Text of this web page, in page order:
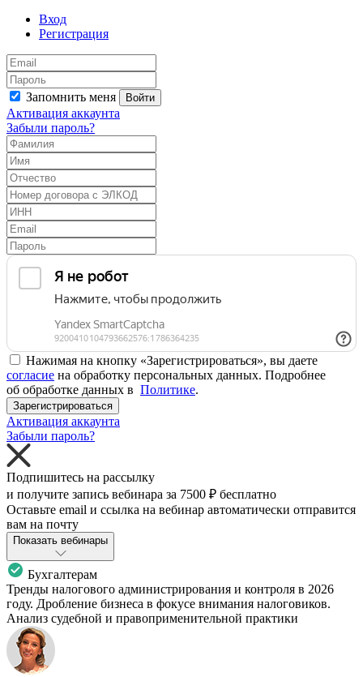
Вход
Регистрация
Запомнить меня Войти
Активация аккаунта
Забыли пароль?
Нажимая на кнопку «Зарегистрироваться», вы даете
согласие на обработку персональных данных. Подробнее
об обработке данных в Политике.
Зарегистрироваться
Активация аккаунта
Забыли пароль?
Подпишитесь на рассылку
и получите запись вебинара за 7500 ₽ бесплатно
Оставьте email и ссылка на вебинар автоматически отправится
вам на почту
Показать вебинары
Бухгалтерам
Тренды налогового администрирования и контроля в 2026
году. Дробление бизнеса в фокусе внимания налоговиков.
Анализ судебной и правоприменительной практики